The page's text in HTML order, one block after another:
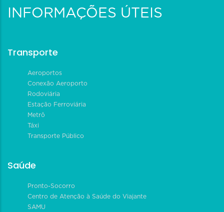
INFORMAÇÕES ÚTEIS
Transporte
Aeroportos
Conexão Aeroporto
Rodoviária
Estação Ferroviária
Metrô
Táxi
Transporte Público
Saúde
Pronto-Socorro
Centro de Atenção à Saúde do Viajante
SAMU